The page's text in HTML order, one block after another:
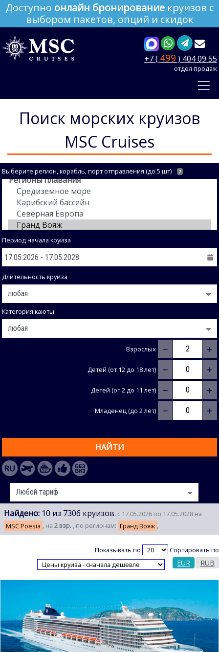
Доступно онлайн бронирование круизов с
выбором пакетов, опций и скидок
+7 ( 499 ) 404 09 55
отдел продаж
Поиск морских круизов
MSC Cruises
Выберите регион, корабль, порт отправления (до 5 шт) ?
Период начала круиза
Длительность круиза
Категория каюты
Взрослых − +
Детей (от 12 до 18 лет) − +
Детей (от 2 до 11 лет) − +
Младенец (до 2 лет) − +
НАЙТИ
Найдено: 10 из 7306 круизов. с 17.05.2026 по 17.05.2028 на
MSC Poesia , на 2 взр. , по регионам: Гранд Вояж ,
Показывать по Сортировать по
EUR RUB